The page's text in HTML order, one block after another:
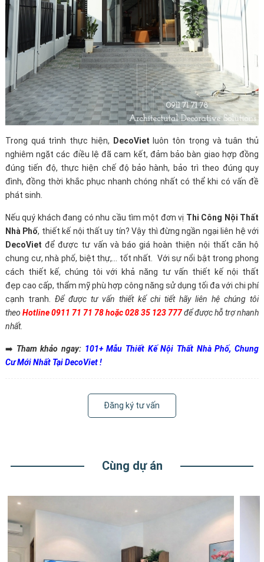
Trong quá trình thực hiện, DecoViet luôn tôn trọng và tuân thủ
nghiêm ngặt các điều lệ đã cam kết, đảm bảo bàn giao hợp đồng
đúng tiến độ, thực hiện chế độ bảo hành, bảo trì theo đúng quy
đình, đồng thời khắc phục nhanh chóng nhất có thể khi có vấn đề
phát sinh.
Nếu quý khách đang có nhu cầu tìm một đơn vị Thi Công Nội Thất
Nhà Phố, thiết kế nội thất uy tín? Vậy thì đừng ngần ngại liên hệ với
DecoViet để được tư vấn và báo giá hoàn thiện nội thất căn hộ
chung cư, nhà phố, biệt thự,... tốt nhất. Với sự nổi bật trong phong
cách thiết kế, chúng tôi với khả năng tư vấn thiết kế nội thất
đẹp cao cấp, thẩm mỹ phù hợp công năng sử dụng tối đa với chi phí
cạnh tranh. Để được tư vấn thiết kế chi tiết hãy liên hệ chúng tôi
theo Hotline 0911 71 71 78 hoặc 028 35 123 777để được hỗ trợ nhanh
nhất.
➡️ Tham khảo ngay: 101+ Mẫu Thiết Kế Nội Thất Nhà Phố, Chung
Cư Mới Nhất Tại DecoViet !
Đăng ký tư vấn
Cùng dự án